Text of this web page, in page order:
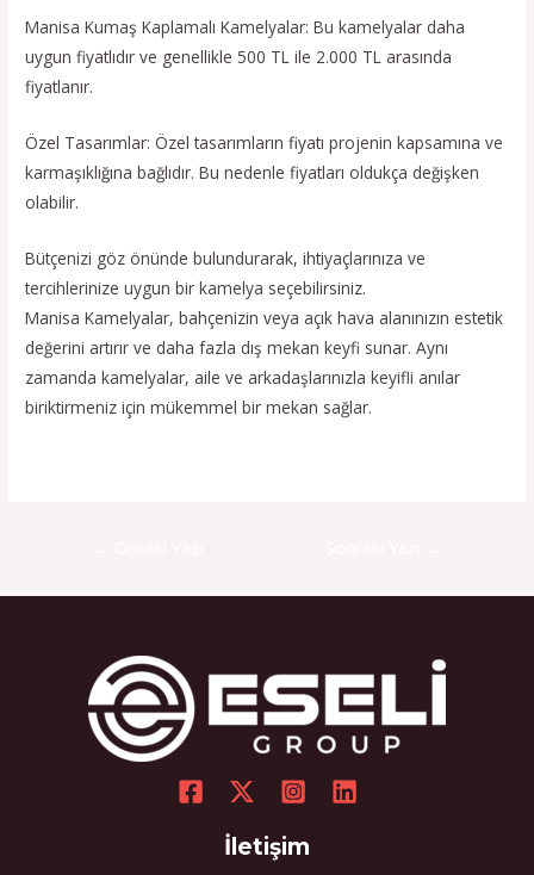
Manisa Kumaş Kaplamalı Kamelyalar: Bu kamelyalar daha
uygun fiyatlıdır ve genellikle 500 TL ile 2.000 TL arasında
fiyatlanır.
Özel Tasarımlar: Özel tasarımların fiyatı projenin kapsamına ve
karmaşıklığına bağlıdır. Bu nedenle fiyatları oldukça değişken
olabilir.
Bütçenizi göz önünde bulundurarak, ihtiyaçlarınıza ve
tercihlerinize uygun bir kamelya seçebilirsiniz.
Manisa Kamelyalar, bahçenizin veya açık hava alanınızın estetik
değerini artırır ve daha fazla dış mekan keyfi sunar. Aynı
zamanda kamelyalar, aile ve arkadaşlarınızla keyifli anılar
biriktirmeniz için mükemmel bir mekan sağlar.
İletişim